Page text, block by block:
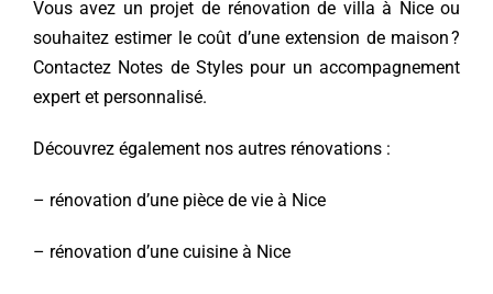
Vous avez un projet de rénovation de villa à Nice ou
souhaitez estimer le coût d’une extension de maison ?
Contactez Notes de Styles pour un accompagnement
expert et personnalisé.
Découvrez également nos autres rénovations :
– rénovation d’une pièce de vie à Nice
– rénovation d’une cuisine à Nice